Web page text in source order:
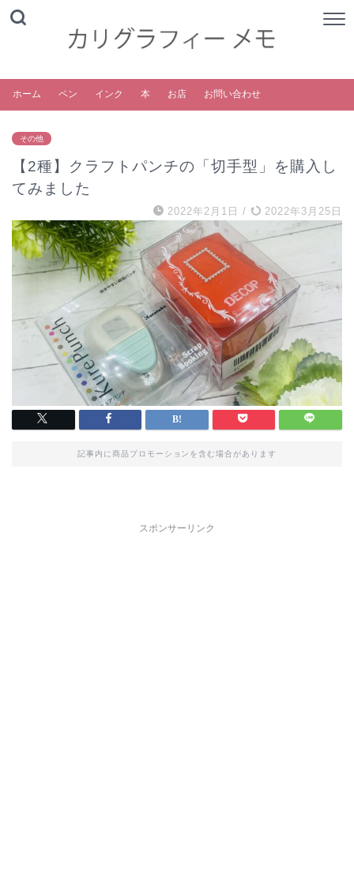
ホーム ペン インク 本 お店 お問い合わせ
その他
【2種】クラフトパンチの「切手型」を購入し
てみました
2022年2月1日 / 2022年3月25日
記事内に商品プロモーションを含む場合があります
スポンサーリンク